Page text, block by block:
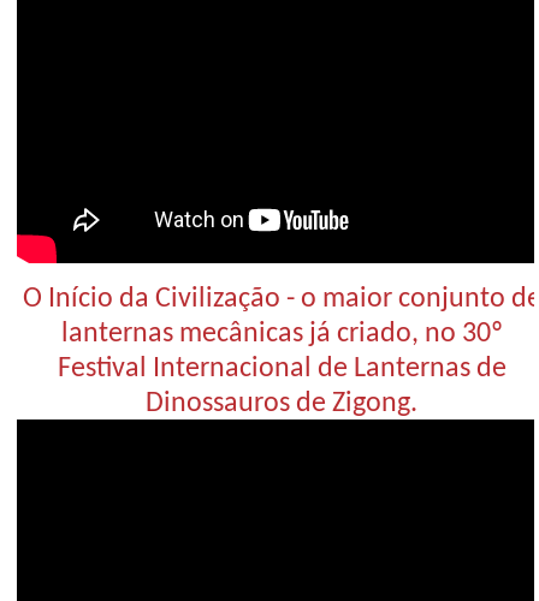
O Início da Civilização - o maior conjunto
lanternas mecânicas já criado, no 30º
Festival Internacional de Lanternas de
Dinossauros de Zigong.